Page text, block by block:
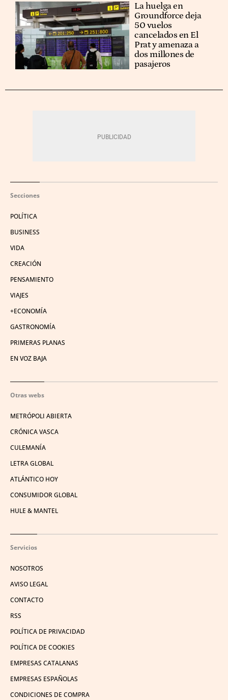
La huelga en
Groundforce deja
50 vuelos
cancelados en El
Prat y amenaza a
dos millones de
pasajeros
Secciones
POLÍTICA
BUSINESS
VIDA
CREACIÓN
PENSAMIENTO
VIAJES
+ECONOMÍA
GASTRONOMÍA
PRIMERAS PLANAS
EN VOZ BAJA
Otras webs
METRÓPOLI ABIERTA
CRÓNICA VASCA
CULEMANÍA
LETRA GLOBAL
ATLÁNTICO HOY
CONSUMIDOR GLOBAL
HULE & MANTEL
Servicios
NOSOTROS
AVISO LEGAL
CONTACTO
RSS
POLÍTICA DE PRIVACIDAD
POLÍTICA DE COOKIES
EMPRESAS CATALANAS
EMPRESAS ESPAÑOLAS
CONDICIONES DE COMPRA